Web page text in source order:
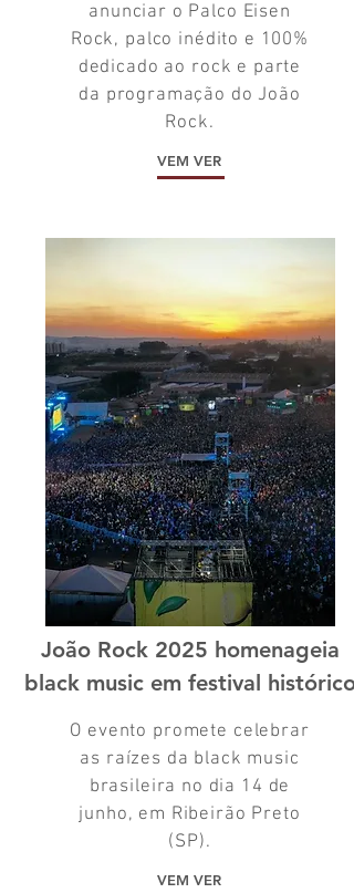
anunciar o Palco Eisen
Rock, palco inédito e 100%
dedicado ao rock e parte
da programação do João
Rock.
VEM VER
João Rock 2025 homenageia
black music em festival histórico
O evento promete celebrar
as raízes da black music
brasileira no dia 14 de
junho, em Ribeirão Preto
(SP).
VEM VER